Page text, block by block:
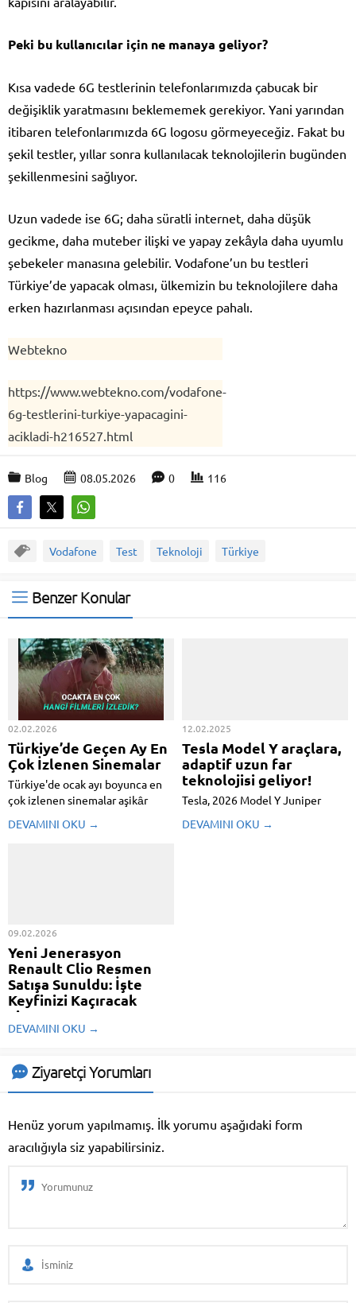
Peki bu kullanıcılar için ne manaya geliyor?
Kısa vadede 6G testlerinin telefonlarımızda çabucak bir
değişiklik yaratmasını beklememek gerekiyor. Yani yarından
itibaren telefonlarımızda 6G logosu görmeyeceğiz. Fakat bu
şekil testler, yıllar sonra kullanılacak teknolojilerin bugünden
şekillenmesini sağlıyor.
Uzun vadede ise 6G; daha süratli internet, daha düşük
gecikme, daha muteber ilişki ve yapay zekâyla daha uyumlu
şebekeler manasına gelebilir. Vodafone’un bu testleri
Türkiye’de yapacak olması, ülkemizin bu teknolojilere daha
erken hazırlanması açısından epeyce pahalı.
Webtekno
https://www.webtekno.com/vodafone-
6g-testlerini-turkiye-yapacagini-
acikladi-h216527.html
Blog 08.05.2026 0 116
Vodafone Test Teknoloji Türkiye
Benzer Konular
02.02.2026
Türkiye’de Geçen Ay En
Çok İzlenen Sinemalar
Türkiye'de ocak ayı boyunca en
çok izlenen sinemalar aşikâr
çok ilgi gören üretimler.
DEVAMINI OKU →
12.02.2025
Tesla Model Y araçlara,
adaptif uzun far
teknolojisi geliyor!
Tesla, 2026 Model Y Juniper
adaptif uzun far teknolojisini
DEVAMINI OKU →
09.02.2026
Yeni Jenerasyon
Renault Clio Resmen
Satışa Sunuldu: İşte
Keyfinizi Kaçıracak
Fiyatı!
Renault, yeni kuşak Clio'yu
Kusursuz bir dizayna sahip olan
yeni Renault Clio, epey yüksek
bırakacak üzere görünüyor. İşte
yeni Renault Clio ile ilgili
bilmeniz gereken her şey!
DEVAMINI OKU →
Ziyaretçi Yorumları
Henüz yorum yapılmamış. İlk yorumu aşağıdaki form
aracılığıyla siz yapabilirsiniz.